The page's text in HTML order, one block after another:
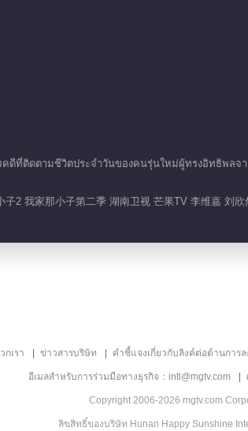
คดีที่ติดตามชีวิตประจำวันของคนรุ่นใหม่ผู้ทรงอิทธิพลจ
子2 我家那小子第二季 湖南卫视 芒果TV 李维嘉 刘
กเรา ข่าวสารบริษัท คำชี้แจงเกี่ยวกับลิงค์ต่อต้านการ
อีเมลสำหรับการร่วมมือทางธุรกิจ：intl@mgtv.com
Copyright 2006-2026 mgtv.com
ลิขสิทธิ์ของบริษัท Hunan Happy Sunshine